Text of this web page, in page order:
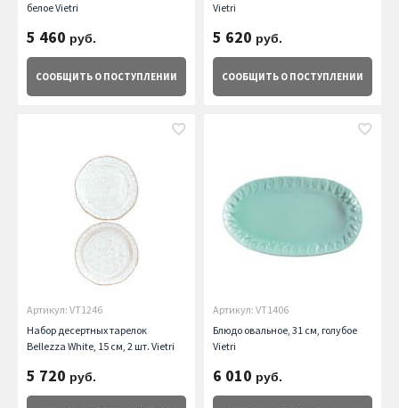
белое Vietri
5 460 руб.
СООБЩИТЬ О ПОСТУПЛЕНИИ
Vietri
5 620 руб.
СООБЩИТЬ О ПОСТУПЛЕНИИ
Артикул: VT1246
Набор десертных тарелок
Bellezza White, 15 см, 2 шт. Vietri
5 720 руб.
Артикул: VT1406
Блюдо овальное, 31 см, голубое
Vietri
6 010 руб.